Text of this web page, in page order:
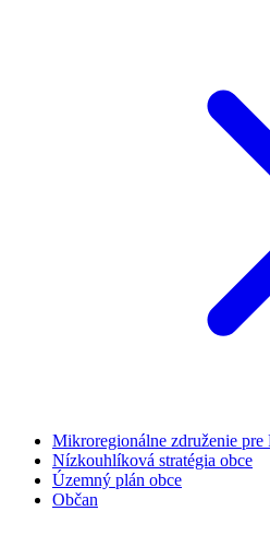
Mikroregionálne združenie pre
Nízkouhlíková stratégia obce
Územný plán obce
Občan